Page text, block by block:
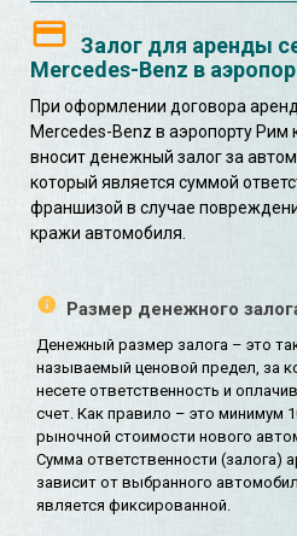
Залог для аренды
Mercedes-Benz в
При оформлении договора
Mercedes-Benz в аэропорту Рим
вносит денежный залог за
который является суммой
франшизой в случае
кражи автомобиля.
Размер денежного
Денежный размер залога – это
называемый ценовой предел, за
несете ответственность и
счет. Как правило – это минимум
рыночной стоимости нового
Сумма ответственности (залога)
зависит от выбранного
является фиксированной.